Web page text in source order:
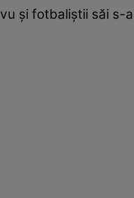
și fotbaliștii săi s-